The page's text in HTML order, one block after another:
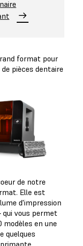
format pour
pièces dentaire
de notre
Elle est
d'impression
qui vous permet
modèles en une
quelques